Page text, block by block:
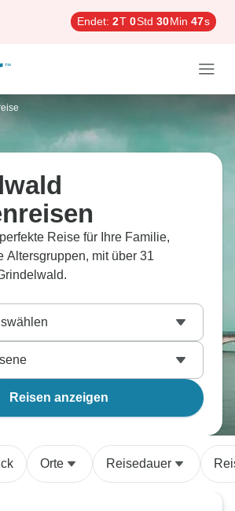
Endet: 2T 0Std 30Min 46s
Reise für Ihre Familie,
Altersgruppen, mit über 31
Reisen anzeigen
Orte Reisedauer